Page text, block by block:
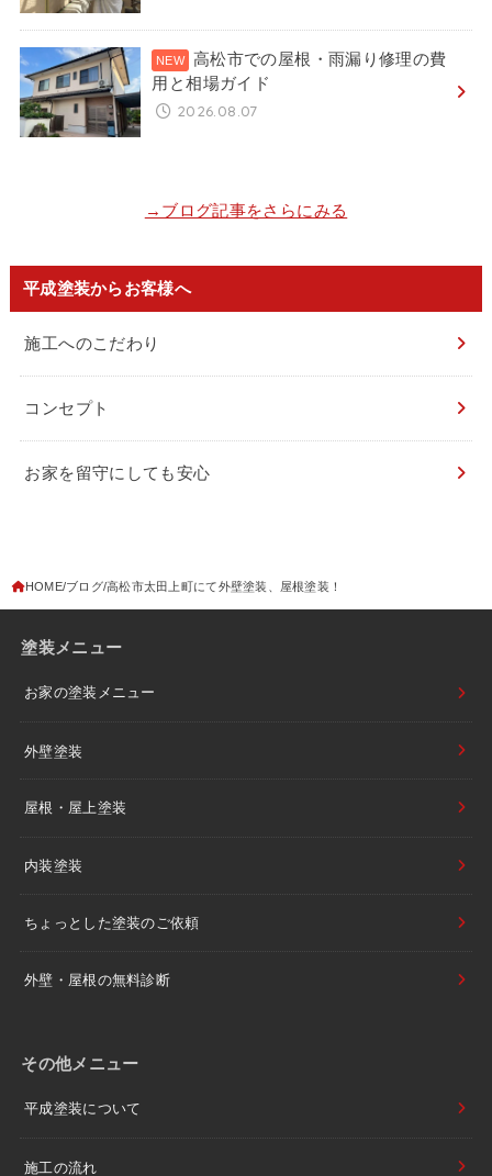
高松市での屋根・雨漏り修理の費
用と相場ガイド
2026.08.07
→ブログ記事をさらにみる
平成塗装からお客様へ
施工へのこだわり
コンセプト
お家を留守にしても安心
HOME ブログ 高松市太田上町にて外壁塗装、屋根塗装！
塗装メニュー
お家の塗装メニュー
外壁塗装
屋根・屋上塗装
内装塗装
ちょっとした塗装のご依頼
外壁・屋根の無料診断
その他メニュー
平成塗装について
施工の流れ